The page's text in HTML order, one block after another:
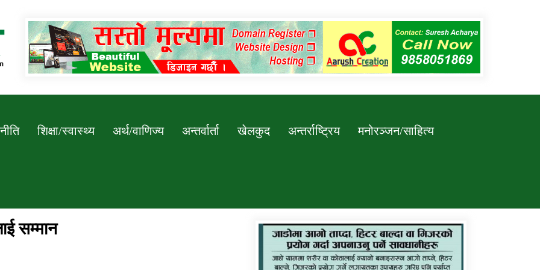
Newssarokar
शिक्षा/स्वास्थ्य अर्थ/वाणिज्य अन्तर्वार्ता खेलकुद अन्तर्राष्ट्रिय मनोरञ्जन/साहित्य
कर्णाली प्रविधि शिक्षालय जुम्लाको सुचना
सम्मान